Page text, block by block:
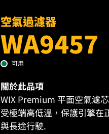
空氣過濾器
WA9457
可用
關於此品項
WIX Premium 平面空氣濾
受極端高低溫，保護引擎在
與長途行駛.